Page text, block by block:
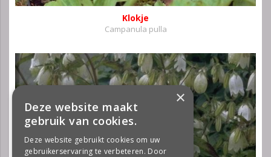
Klokje
Campanula pulla
×
Deze website maakt
gebruik van cookies.
Deze website gebruikt cookies om uw
gebruikerservaring te verbeteren. Door